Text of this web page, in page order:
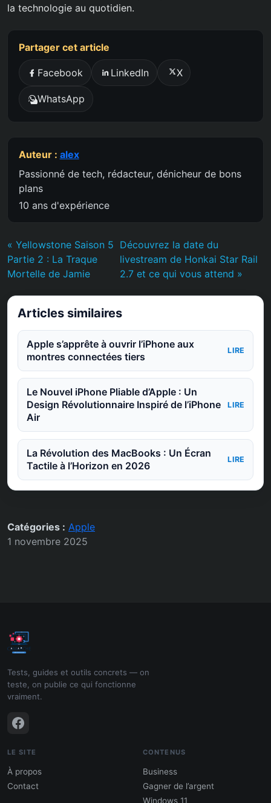
la technologie au quotidien.
Partager cet article
Facebook LinkedIn X
WhatsApp
Auteur : alex
Passionné de tech, rédacteur, dénicheur de bons
plans
10 ans d'expérience
« Yellowstone Saison 5
Partie 2 : La Traque
Mortelle de Jamie
Découvrez la date du
livestream de Honkai Star Rail
2.7 et ce qui vous attend »
Articles similaires
Apple s’apprête à ouvrir l’iPhone aux
montres connectées tiers
LIRE
Le Nouvel iPhone Pliable d’Apple : Un
Design Révolutionnaire Inspiré de l’iPhone
Air
LIRE
La Révolution des MacBooks : Un Écran
Tactile à l’Horizon en 2026
LIRE
Catégories : Apple
1 novembre 2025
Tests, guides et outils concrets — on
teste, on publie ce qui fonctionne
vraiment.
LE SITE
À propos
Contact
CONTENUS
Business
Gagner de l’argent
Windows 11